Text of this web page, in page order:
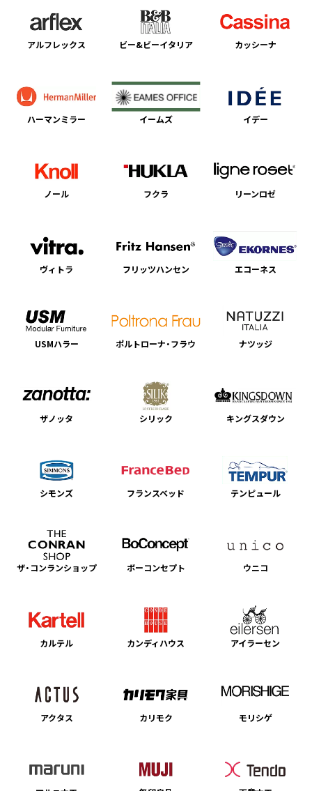
アルフレックス ビー&ビーイタリア カッシーナ
ハーマンミラー イームズ イデー
ノール フクラ リーンロゼ
ヴィトラ フリッツハンセン エコーネス
USMハラー ポルトローナ・フラウ ナツッジ
ザノッタ シリック キングスダウン
シモンズ フランスベッド テンピュール
ザ・コンランショップ ボーコンセプト ウニコ
カルテル カンディハウス アイラーセン
アクタス カリモク モリシゲ